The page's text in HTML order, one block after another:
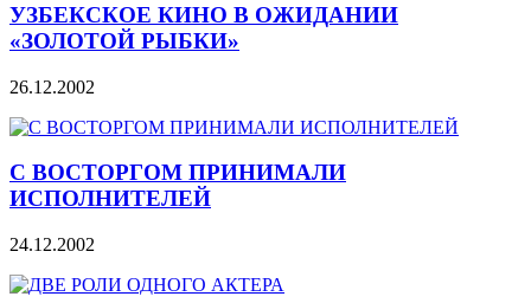
УЗБЕКСКОЕ КИНО В ОЖИДАНИИ
«ЗОЛОТОЙ РЫБКИ»
26.12.2002
С ВОСТОРГОМ ПРИНИМАЛИ
ИСПОЛНИТЕЛЕЙ
24.12.2002